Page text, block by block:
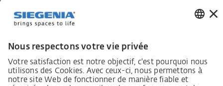
Responsabilité envers la région.